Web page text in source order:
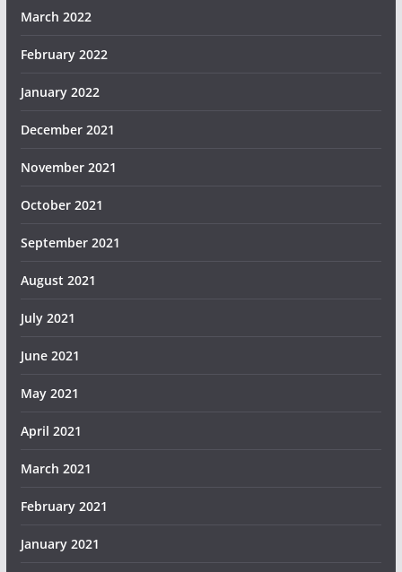
March 2022
February 2022
January 2022
December 2021
November 2021
October 2021
September 2021
August 2021
July 2021
June 2021
May 2021
April 2021
March 2021
February 2021
January 2021